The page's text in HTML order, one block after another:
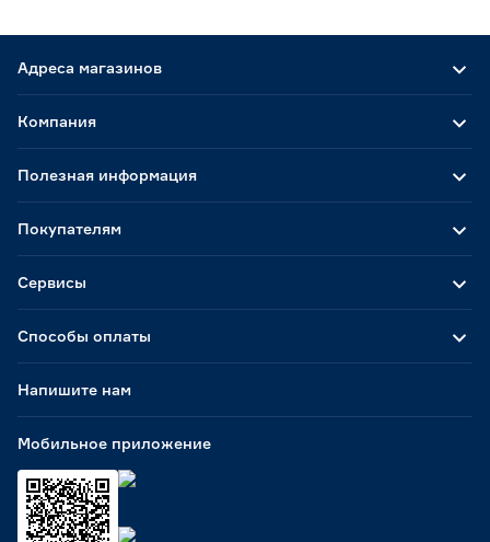
Адреса магазинов
Способы оплаты
Мобильное приложение
Компания
Полезная информация
Покупателям
Сервисы
Напишите нам